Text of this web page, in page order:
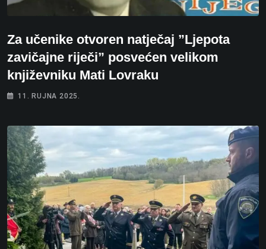
Za učenike otvoren natječaj ”Ljepota
zavičajne riječi” posvećen velikom
književniku Mati Lovraku
11. RUJNA 2025.